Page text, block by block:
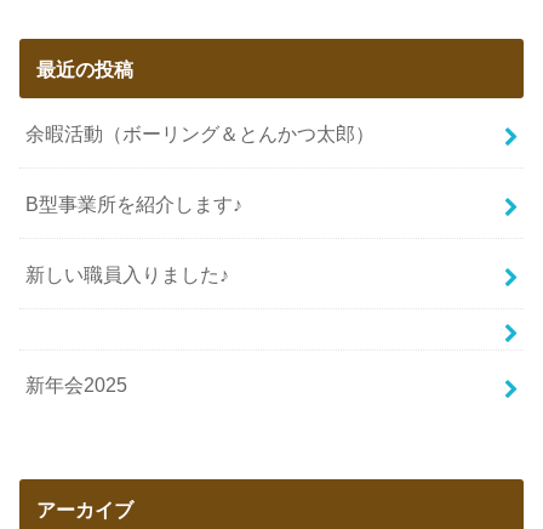
最近の投稿
余暇活動（ボーリング＆とんかつ太郎）
B型事業所を紹介します♪
新しい職員入りました♪
新年会2025
アーカイブ